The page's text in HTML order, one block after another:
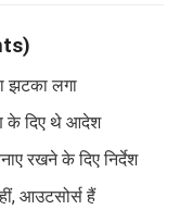
झटका लगा
के दिए थे आदेश
रखने के दिए निर्देश
आउटसोर्स हैं